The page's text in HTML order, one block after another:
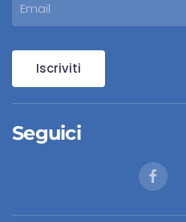
Iscriviti
Seguici